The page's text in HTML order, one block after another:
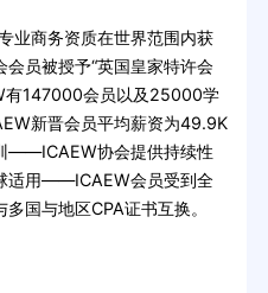
商务资质在世界范围内获
员被授予“英国皇家特许会
有147000会员以及25000学
新晋会员平均薪资为49.9K
——ICAEW协会提供持续性
适用——ICAEW会员受到全
国与地区CPA证书互换。